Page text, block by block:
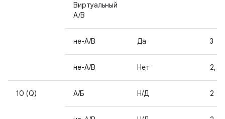
Виртуальный
A/B
не-А/В Да 3
не-А/В Нет 2, 3
10 (Q) А/Б Н/Д 2